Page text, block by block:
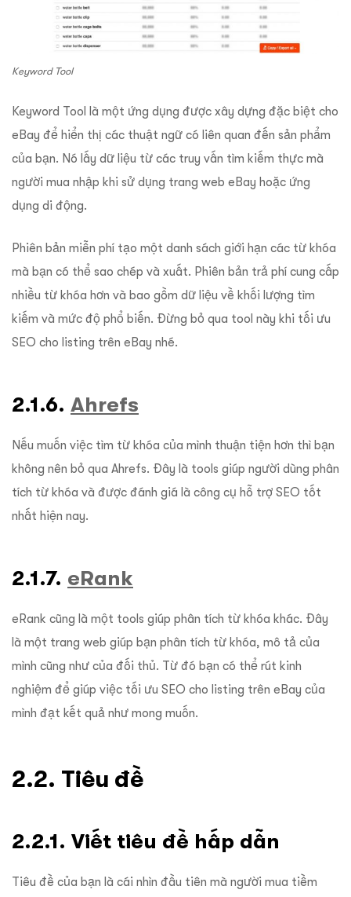
Keyword Tool
Keyword Tool là một ứng dụng được xây dựng đặc biệt cho
eBay để hiển thị các thuật ngữ có liên quan đến sản phẩm
của bạn. Nó lấy dữ liệu từ các truy vấn tìm kiếm thực mà
người mua nhập khi sử dụng trang web eBay hoặc ứng
dụng di động.
Phiên bản miễn phí tạo một danh sách giới hạn các từ khóa
mà bạn có thể sao chép và xuất. Phiên bản trả phí cung cấp
nhiều từ khóa hơn và bao gồm dữ liệu về khối lượng tìm
kiếm và mức độ phổ biến. Đừng bỏ qua tool này khi tối ưu
SEO cho listing trên eBay nhé.
2.1.6. Ahrefs
Nếu muốn việc tìm từ khóa của mình thuận tiện hơn thì bạn
không nên bỏ qua Ahrefs. Đây là tools giúp người dùng phân
tích từ khóa và được đánh giá là công cụ hỗ trợ SEO tốt
nhất hiện nay.
2.1.7. eRank
eRank cũng là một tools giúp phân tích từ khóa khác. Đây
là một trang web giúp bạn phân tích từ khóa, mô tả của
mình cũng như của đối thủ. Từ đó bạn có thể rút kinh
nghiệm để giúp việc tối ưu SEO cho listing trên eBay của
mình đạt kết quả như mong muốn.
2.2. Tiêu đề
2.2.1. Viết tiêu đề hấp dẫn
Tiêu đề của bạn là cái nhìn đầu tiên mà người mua tiềm